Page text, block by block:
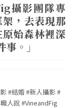
攝影團隊專
，去表現那
始森林裡深
。」
#結婚 #新人攝影 #
人說 #VineandFig